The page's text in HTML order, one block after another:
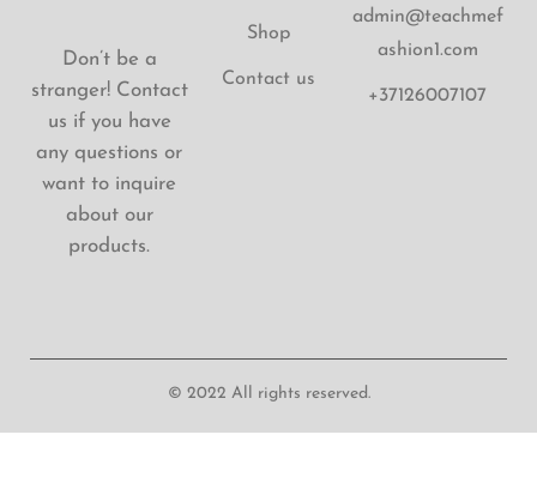
Don’t be a
stranger! Contact
us if you have
any questions or
want to inquire
about our
products.
Shop
Contact us
admin@teachmef
ashion1.com
+37126007107
© 2022 All rights reserved.